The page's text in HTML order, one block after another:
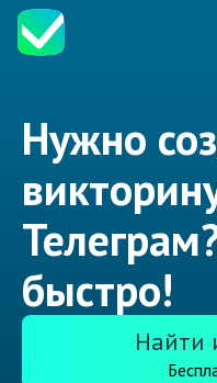
Нужно
быстро!
Найти